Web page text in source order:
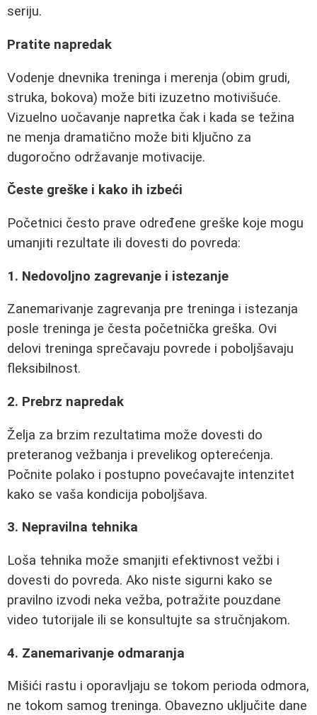
seriju.
Pratite napredak
Vodenje dnevnika treninga i merenja (obim grudi,
struka, bokova) može biti izuzetno motivišuće.
Vizuelno uočavanje napretka čak i kada se težina
ne menja dramatično može biti ključno za
dugoročno održavanje motivacije.
Česte greške i kako ih izbeći
Početnici često prave određene greške koje mogu
umanjiti rezultate ili dovesti do povreda:
1. Nedovoljno zagrevanje i istezanje
Zanemarivanje zagrevanja pre treninga i istezanja
posle treninga je česta početnička greška. Ovi
delovi treninga sprečavaju povrede i poboljšavaju
fleksibilnost.
2. Prebrz napredak
Želja za brzim rezultatima može dovesti do
preteranog vežbanja i prevelikog opterećenja.
Počnite polako i postupno povećavajte intenzitet
kako se vaša kondicija poboljšava.
3. Nepravilna tehnika
Loša tehnika može smanjiti efektivnost vežbi i
dovesti do povreda. Ako niste sigurni kako se
pravilno izvodi neka vežba, potražite pouzdane
video tutorijale ili se konsultujte sa stručnjakom.
4. Zanemarivanje odmaranja
Mišići rastu i oporavljaju se tokom perioda odmora,
ne tokom samog treninga. Obavezno uključite dane